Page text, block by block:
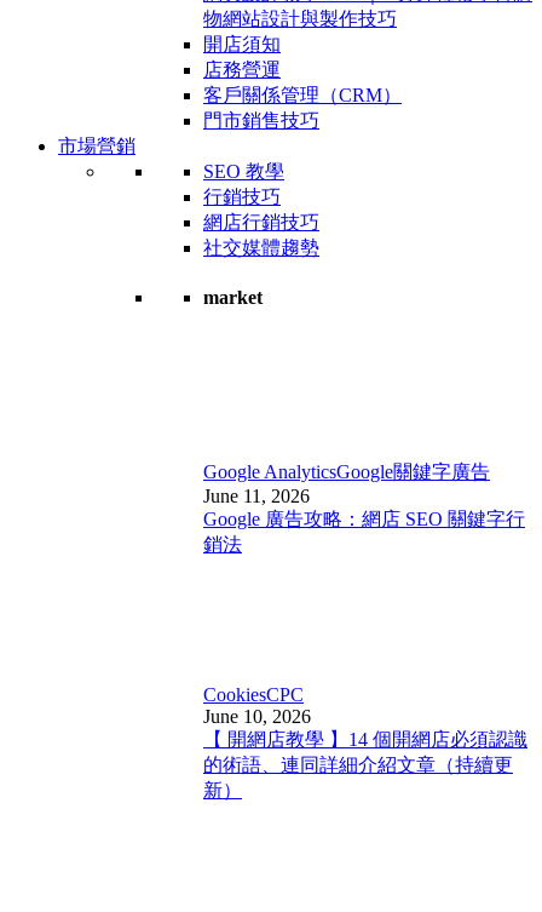
物網站設計與製作技巧
開店須知
店務營運
客戶關係管理（CRM）
門市銷售技巧
市場營銷
SEO 教學
行銷技巧
網店行銷技巧
社交媒體趨勢
market
Google AnalyticsGoogle關鍵字廣告
June 11, 2026
Google 廣告攻略：網店 SEO 關鍵字行
銷法
CookiesCPC
June 10, 2026
【 開網店教學 】14 個開網店必須認識
的術語、連同詳細介紹文章（持續更
新）